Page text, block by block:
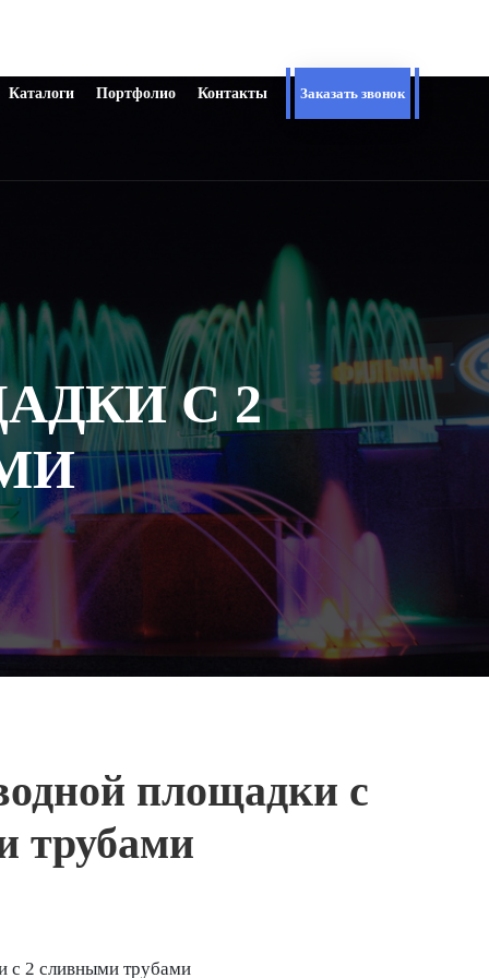
Каталоги Портфолио Контакты Заказать звонок
С 2
площадки с
трубами
с 2 сливными трубами